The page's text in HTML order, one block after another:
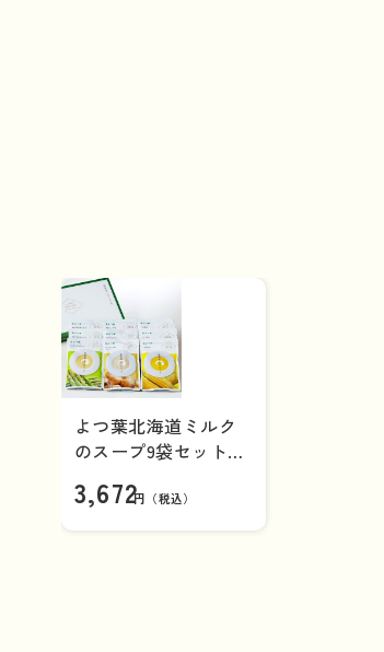
よつ葉北海道ミルク
のスープ9袋セット
ト】
3,672円（税込）